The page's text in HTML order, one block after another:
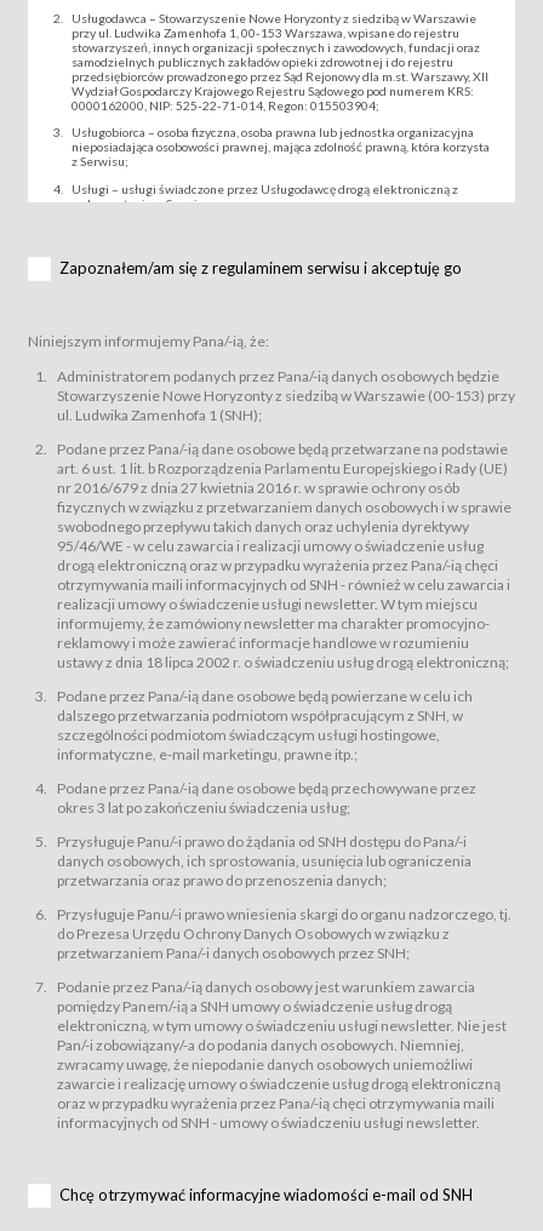
Usługodawca – Stowarzyszenie Nowe Horyzonty z siedzibą w Warszawie
przy ul. Ludwika Zamenhofa 1, 00-153 Warszawa, wpisane do rejestru
stowarzyszeń, innych organizacji społecznych i zawodowych, fundacji oraz
samodzielnych publicznych zakładów opieki zdrowotnej i do rejestru
przedsiębiorców prowadzonego przez Sąd Rejonowy dla m.st. Warszawy, XII
Wydział Gospodarczy Krajowego Rejestru Sądowego pod numerem KRS:
0000162000, NIP: 525-22-71-014, Regon: 015503904;
Usługobiorca – osoba fizyczna, osoba prawna lub jednostka organizacyjna
nieposiadająca osobowości prawnej, mająca zdolność prawną, która korzysta
z Serwisu;
Usługi – usługi świadczone przez Usługodawcę drogą elektroniczną z
wykorzystaniem Serwisu;
za pośrednictwem Serwisu;
podmiotom z branży mediów i filmowej (Akredytacje);
Bilety – wybrane dokumenty potwierdzające zawarcie umowy z
Usługodawcą i uprawniające do wzięcia udziału w Wydarzeniu,
przewidziane przez Usługodawcę dla danego Wydarzenia, tj. uprawniające
do uczestnictwa w wielu albo w pojedynczych seansach filmowych,
Sklep – sklep internetowy prowadzony przez Usługodawcę w Serwisie;
Regulamin – niniejszy regulamin.
§ 2
Postanowienia ogólne
Regulamin określa zasady:
świadczenia Usługobiorcom Usług przez Usługodawcę, z
zastrzeżeniem usług, o których mowa w ust. 2 pkt. 4 i 5 poniżej, których
zasady świadczenia precyzują odrębne regulaminy,
przetwarzania przez Usługodawcę danych osobowych Usługobiorców
będących osobami fizycznymi.
świadczy Usługi drogą elektroniczną w rozumieniu ustawy z dnia 18 lipca
2002 r. o świadczeniu usług drogą elektroniczną (Dz.U. z 2002 r., Nr 144, poz.
1204, z późń. zm.). Usługi świadczone są nieodpłatnie.
usługę przeglądania i odczytywania przez Usługobiorców materiałów
zamieszczanych w Serwisie,
usługę utrzymywania konta użytkownika w Serwisie,
usługę newsletter,
usługę zawierania na odległość umów nabycia Karnetów i Biletów,
usługę zawierania na odległość umów sprzedaży w Sklepie.
dnia 18 lipca 2002 r. o świadczeniu usług drogą elektroniczną (Dz.U. z 2002
r., Nr 144, poz. 1204, z późń. zm.). Usługi świadczone są nieodpłatnie.
Na zasadach określonych w Regulaminie dostęp do Serwisu jest otwarty dla
Usługobiorca przed rozpoczęciem korzystania z Serwisu jest zobowiązany
zapoznać się z Regulaminem. Założenie konta w Serwisie oraz zamówienie
usługi newsletter za pośrednictwem przeznaczonego do tego formularza
zamieszczonego na stronach Serwisu dostępnych dla wszystkich
Usługobiorców wymaga akceptacji postanowień Regulaminu.
Usługobiorca zobowiązany jest do przestrzegania postanowień Regulaminu
od chwili rozpoczęcia korzystania z Serwisu.
Regulamin jest udostępniony Usługobiorcom nieodpłatnie za
Warunki techniczne korzystania z Usług
Zapoznałem/am się z regulaminem serwisu i akceptuję go
Niniejszym informujemy Pana/-ią, że:
Administratorem podanych przez Pana/-ią danych osobowych będzie
Stowarzyszenie Nowe Horyzonty z siedzibą w Warszawie (00-153) przy
ul. Ludwika Zamenhofa 1 (SNH);
Podane przez Pana/-ią dane osobowe będą przetwarzane na podstawie
art. 6 ust. 1 lit. b Rozporządzenia Parlamentu Europejskiego i Rady (UE)
nr 2016/679 z dnia 27 kwietnia 2016 r. w sprawie ochrony osób
fizycznych w związku z przetwarzaniem danych osobowych i w sprawie
swobodnego przepływu takich danych oraz uchylenia dyrektywy
95/46/WE - w celu zawarcia i realizacji umowy o świadczenie usług
drogą elektroniczną oraz w przypadku wyrażenia przez Pana/-ią chęci
otrzymywania maili informacyjnych od SNH - również w celu zawarcia i
realizacji umowy o świadczenie usługi newsletter. W tym miejscu
informujemy, że zamówiony newsletter ma charakter promocyjno-
reklamowy i może zawierać informacje handlowe w rozumieniu
ustawy z dnia 18 lipca 2002 r. o świadczeniu usług drogą elektroniczną;
Podane przez Pana/-ią dane osobowe będą powierzane w celu ich
dalszego przetwarzania podmiotom współpracującym z SNH, w
szczególności podmiotom świadczącym usługi hostingowe,
informatyczne, e-mail marketingu, prawne itp.;
Podane przez Pana/-ią dane osobowe będą przechowywane przez
okres 3 lat po zakończeniu świadczenia usług;
Przysługuje Panu/-i prawo do żądania od SNH dostępu do Pana/-i
danych osobowych, ich sprostowania, usunięcia lub ograniczenia
przetwarzania oraz prawo do przenoszenia danych;
Przysługuje Panu/-i prawo wniesienia skargi do organu nadzorczego, tj.
do Prezesa Urzędu Ochrony Danych Osobowych w związku z
przetwarzaniem Pana/-i danych osobowych przez SNH;
Podanie przez Pana/-ią danych osobowy jest warunkiem zawarcia
pomiędzy Panem/-ią a SNH umowy o świadczenie usług drogą
elektroniczną, w tym umowy o świadczeniu usługi newsletter. Nie jest
Pan/-i zobowiązany/-a do podania danych osobowych. Niemniej,
zwracamy uwagę, że niepodanie danych osobowych uniemożliwi
zawarcie i realizację umowy o świadczenie usług drogą elektroniczną
oraz w przypadku wyrażenia przez Pana/-ią chęci otrzymywania maili
informacyjnych od SNH - umowy o świadczeniu usługi newsletter.
Chcę otrzymywać informacyjne wiadomości e-mail od SNH